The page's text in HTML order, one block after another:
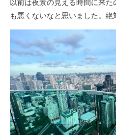
以前は夜景の見える時間に来
も悪くないなと思いました。絶